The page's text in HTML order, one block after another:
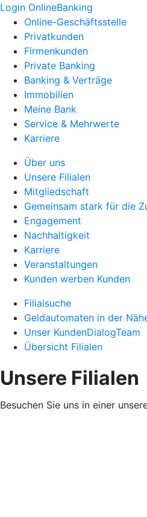
Login OnlineBanking
Online-Geschäftsstelle
Privatkunden
Firmenkunden
Private Banking
Banking & Verträge
Immobilien
Meine Bank
Service & Mehrwerte
Karriere
Über uns
Unsere Filialen
Mitgliedschaft
Gemeinsam stark für die
Engagement
Nachhaltigkeit
Karriere
Veranstaltungen
Kunden werben Kunden
Filialsuche
Geldautomaten in der
Unser KundenDialogTeam
Übersicht Filialen
Unsere Filialen
Besuchen Sie uns in einer